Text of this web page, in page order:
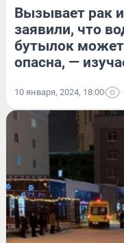
Вызывает рак
заявили, что
бутылок
опасна, —
10 января, 2024, 18:00